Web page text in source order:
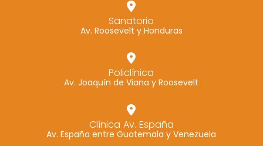
Sanatorio
Av. Roosevelt y Honduras
Policlínica
Av. Joaquín de Viana y Roosevelt
Clínica Av. España
Av. España entre Guatemala y Venezuela